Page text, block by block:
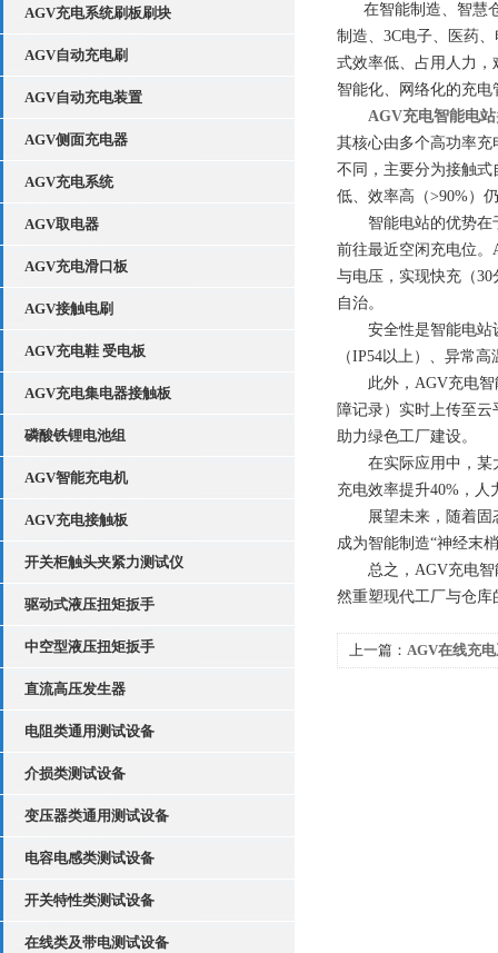
AGV充电系统刷板刷块
AGV自动充电刷
AGV自动充电装置
AGV侧面充电器
AGV充电系统
AGV取电器
AGV充电滑口板
AGV接触电刷
AGV充电鞋 受电板
AGV充电集电器接触板
磷酸铁锂电池组
AGV智能充电机
AGV充电接触板
开关柜触头夹紧力测试仪
驱动式液压扭矩扳手
中空型液压扭矩扳手
直流高压发生器
电阻类通用测试设备
介损类测试设备
变压器类通用测试设备
电容电感类测试设备
开关特性类测试设备
在线类及带电测试设备
在智能制造、智慧仓
制造、3C电子、医药
式效率低、占用人力，
智能化、网络化的充
AGV充电智能电站
其核心由多个高功率
不同，主要分为接触
低、效率高（>90%）
智能电站的优势在于
前往最近空闲充电位。
与电压，实现快充（
自治。
安全性是智能电站设
（IP54以上）、异常
此外，AGV充电智能
障记录）实时上传至
助力绿色工厂建设。
在实际应用中，某大
充电效率提升40%，
展望未来，随着固态
成为智能制造“神经末
总之，AGV充电智能
然重塑现代工厂与仓库
上一篇： AGV在线充